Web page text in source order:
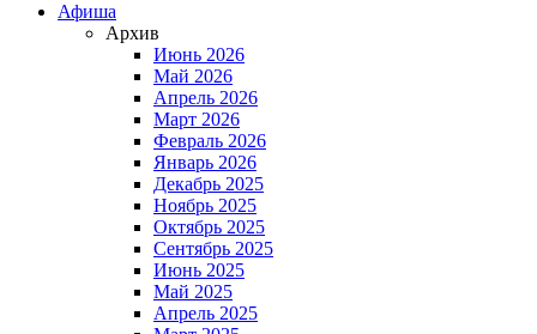
Афиша
Архив
Июнь 2026
Май 2026
Апрель 2026
Март 2026
Февраль 2026
Январь 2026
Декабрь 2025
Ноябрь 2025
Октябрь 2025
Сентябрь 2025
Июнь 2025
Май 2025
Апрель 2025